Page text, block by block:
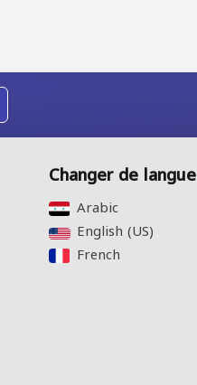
Changer de langue
Arabic‎
English (US)‎
French‎